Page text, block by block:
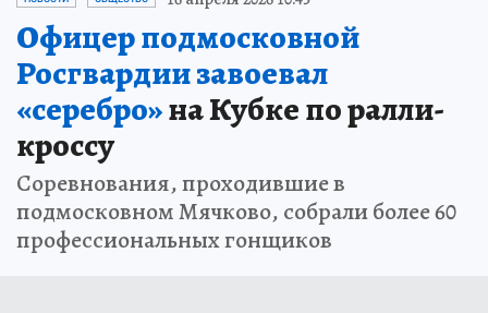
Офицер подмосковной
Росгвардии завоевал
«серебро»на Кубке по ралли-
кроссу
Соревнования, проходившие в
подмосковном Мячково, собрали более 60
профессиональных гонщиков